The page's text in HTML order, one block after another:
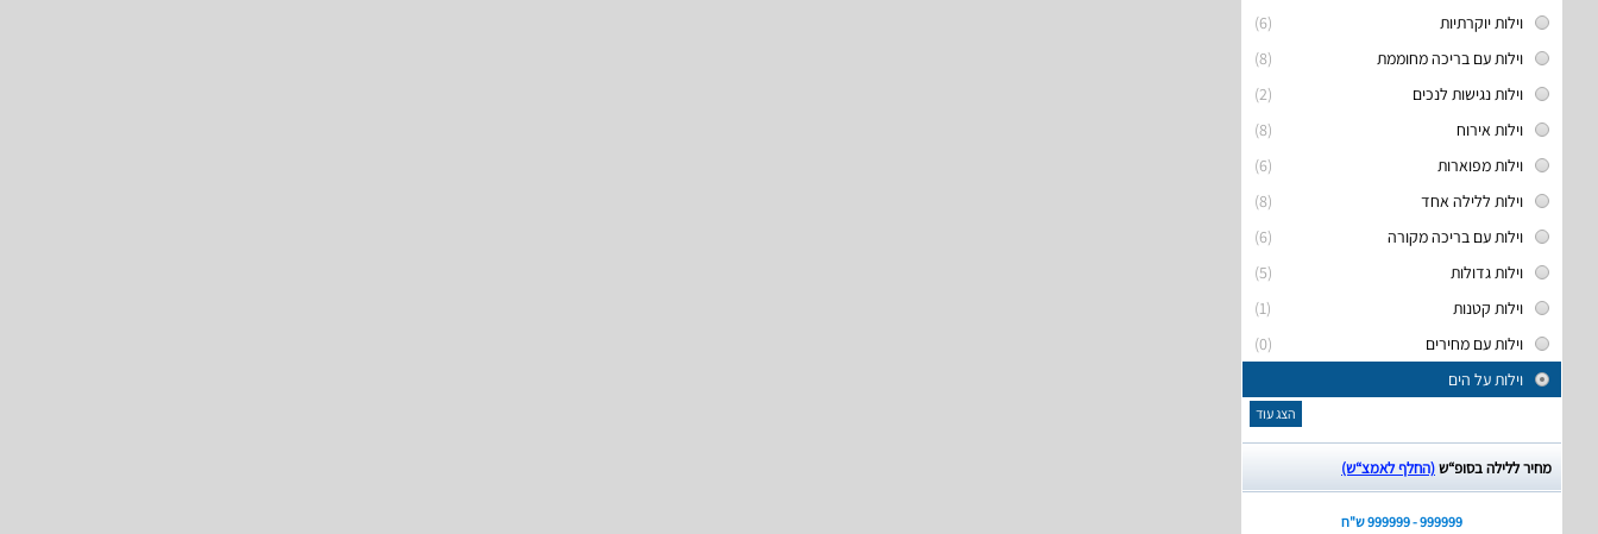
(6)
וילות יוקרתיות
(8)
וילות עם בריכה מחוממת
(2)
וילות נגישות לנכים
(8)
וילות אירוח
(6)
וילות מפוארות
(8)
וילות ללילה אחד
(6)
וילות עם בריכה מקורה
(5)
וילות גדולות
(1)
וילות קטנות
(0)
וילות עם מחירים
וילות על הים
הצג עוד
מחיר ללילה בסופ“ש(החלף לאמצ“ש)
999999 - 999999 ש"ח